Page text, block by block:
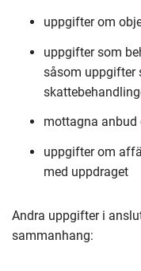
uppgifter om
uppgifter som
såsom uppgifter
mottagna anbud
uppgifter om
med uppdraget
Andra uppgifter i
sammanhang: